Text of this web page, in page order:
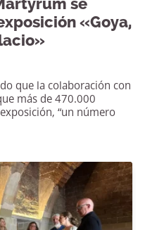
se
«Goya,
que la colaboración con
más de 470.000
“un número